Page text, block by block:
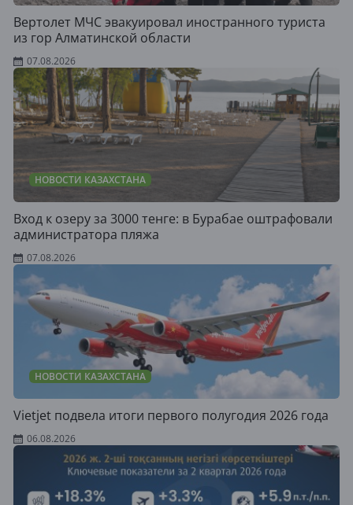
Вертолет МЧС эвакуировал иностранного туриста
из гор Алматинской области
07.08.2026
НОВОСТИ КАЗАХСТАНА
Вход к озеру за 3000 тенге: в Бурабае оштрафовали
администратора пляжа
07.08.2026
НОВОСТИ КАЗАХСТАНА
Vietjet подвела итоги первого полугодия 2026 года
06.08.2026